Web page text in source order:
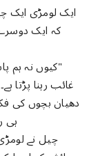
ایک لومڑی ایک
کہ ایک
"کیوں نہ ہم
غائب رہنا پڑتا
دھیان بچوں کی
ہی
چیل نے